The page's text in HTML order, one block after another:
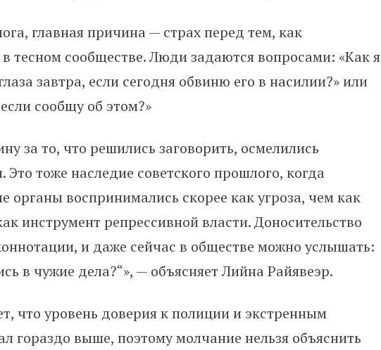
главная причина — страх перед тем, как
тесном сообществе. Люди задаются вопросами: «Как я
завтра, если сегодня обвиню его в насилии?» или
сообщу об этом?»
за то, что решились заговорить, осмелились
Это тоже наследие советского прошлого, когда
органы воспринимались скорее как угроза, чем как
инструмент репрессивной власти. Доносительство
и даже сейчас в обществе можно услышать:
в чужие дела?“», — объясняет Лийна Райявеэр.
что уровень доверия к полиции и экстренным
гораздо выше, поэтому молчание нельзя объяснить